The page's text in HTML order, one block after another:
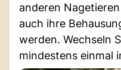
anderen
auch ihre
werden. Wechseln
mindestens einmal